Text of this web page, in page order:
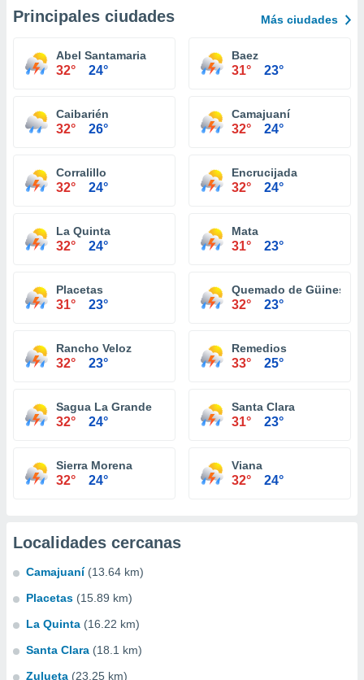
Principales ciudades Más ciudades
Abel Santamaria
32° 24°
Baez
31° 23°
Caibarién
32° 26°
Camajuaní
32° 24°
Corralillo
32° 24°
Encrucijada
32° 24°
La Quinta
32° 24°
Mata
31° 23°
Placetas
31° 23°
Quemado de Güines
32° 23°
Rancho Veloz
32° 23°
Remedios
33° 25°
Sagua La Grande
32° 24°
Santa Clara
31° 23°
Sierra Morena
32° 24°
Viana
32° 24°
Localidades cercanas
Camajuaní (13.64 km)
Placetas (15.89 km)
La Quinta (16.22 km)
Santa Clara (18.1 km)
Zulueta (23.25 km)